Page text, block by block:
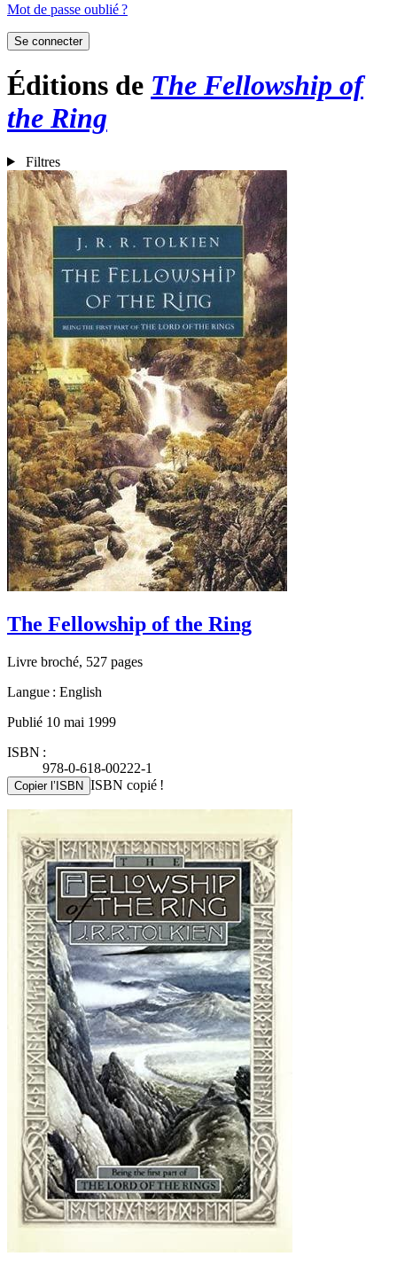
Mot de passe oublié ?
Se connecter
Éditions de The Fellowship of
the Ring
Filtres
The Fellowship of the Ring
Livre broché, 527 pages
Langue : English
Publié 10 mai 1999
ISBN :
978-0-618-00222-1
Copier l’ISBN ISBN copié !